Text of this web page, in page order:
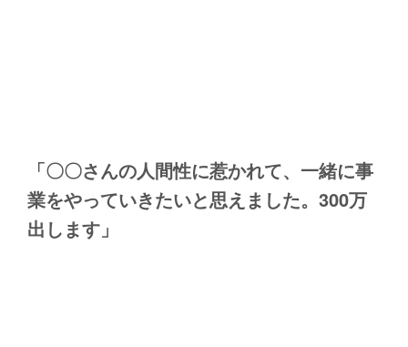
「〇〇さんの人間性に惹かれて、一緒に事
業をやっていきたいと思えました。300万
出します」